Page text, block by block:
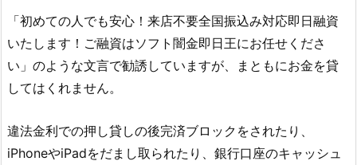
「初めての人でも安心！来店不要全国振込み対応即日融資
いたします！ご融資はソフト闇金即日王にお任せくださ
い」のような文言 で勧誘していますが、まともにお金を貸
してはくれません。
違法金利での押し貸しの後完済ブロックをされたり、
iPhoneやiPadをだまし取られたり、銀行口座のキャッシュ